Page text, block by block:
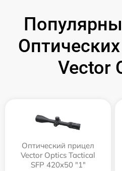
Vector
Оптический прицел
Vector Optics Tactical
SFP 420x50 "1"